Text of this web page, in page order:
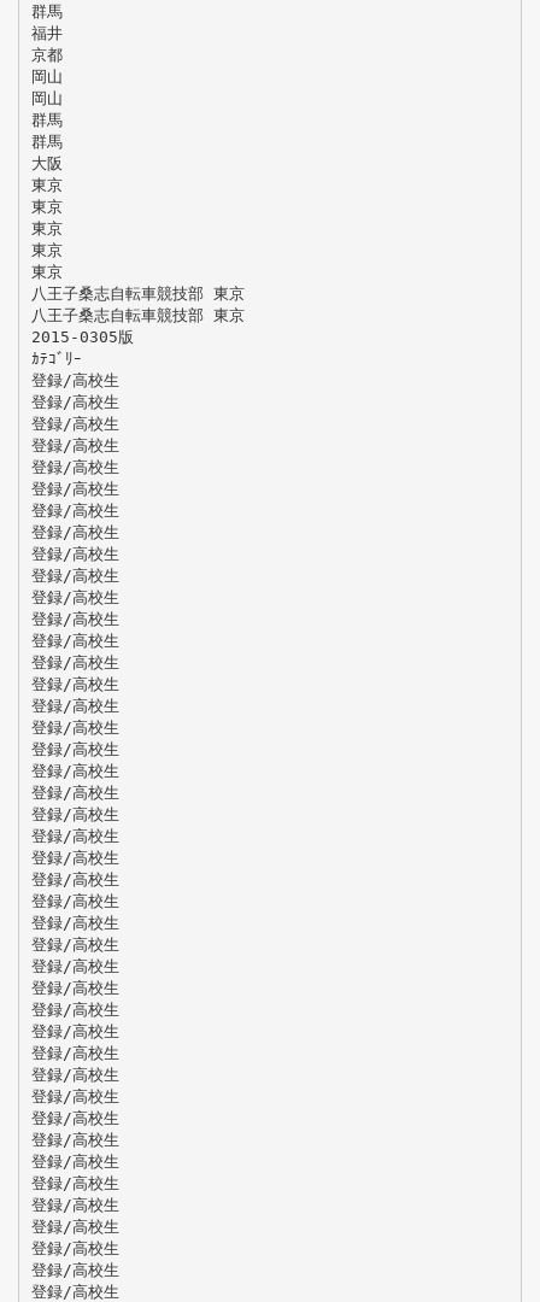
群馬
福井
京都
岡山
岡山
群馬
群馬
大阪
東京
東京
東京
東京
東京
八王子桑志自転車競技部 東京
八王子桑志自転車競技部 東京
2015-0305版
ｶﾃｺﾞﾘｰ
登録/高校生
登録/高校生
登録/高校生
登録/高校生
登録/高校生
登録/高校生
登録/高校生
登録/高校生
登録/高校生
登録/高校生
登録/高校生
登録/高校生
登録/高校生
登録/高校生
登録/高校生
登録/高校生
登録/高校生
登録/高校生
登録/高校生
登録/高校生
登録/高校生
登録/高校生
登録/高校生
登録/高校生
登録/高校生
登録/高校生
登録/高校生
登録/高校生
登録/高校生
登録/高校生
登録/高校生
登録/高校生
登録/高校生
登録/高校生
登録/高校生
登録/高校生
登録/高校生
登録/高校生
登録/高校生
登録/高校生
登録/高校生
登録/高校生
登録/高校生